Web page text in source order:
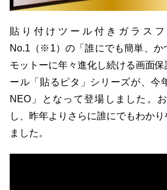
貼り付けツール付きガラス
No.1（※1）の「誰にでも簡単、か
モットーに年々進化し続ける画面
ール「貼るピタ」シリーズが、今
NEO」となって登場しました。
し、昨年よりさらに誰にでもわか
ました。